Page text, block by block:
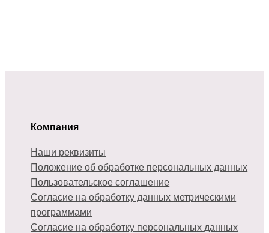
Компания
Наши реквизиты
Положение об обработке персональных данных
Пользовательское соглашение
Согласие на обработку данных метрическими
программами
Согласие на обработку персональных данных